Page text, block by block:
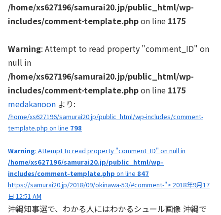
/home/xs627196/samurai20.jp/public_html/wp-
includes/comment-template.phpon line 1175
Warning: Attempt to read property "comment_ID" on
null in
/home/xs627196/samurai20.jp/public_html/wp-
includes/comment-template.phpon line 1175
medakanoon より:
/home/xs627196/samurai20.jp/public_html/wp-includes/comment-
template.php on line 798
Warning: Attempt to read property "comment_ID" on null in
/home/xs627196/samurai20.jp/public_html/wp-
includes/comment-template.php on line 847
https://samurai20.jp/2018/09/okinawa-53/#comment-"> 2018年9月17
日 12:51 AM
沖縄知事選で、わかる人にはわかるシュール画像 沖縄で